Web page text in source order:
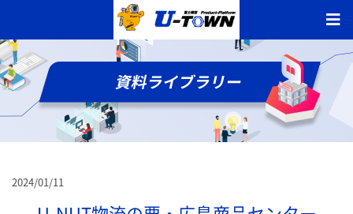
2024/01/11